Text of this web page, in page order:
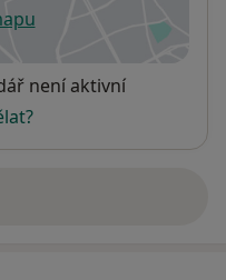
v nové záložce
není aktivní